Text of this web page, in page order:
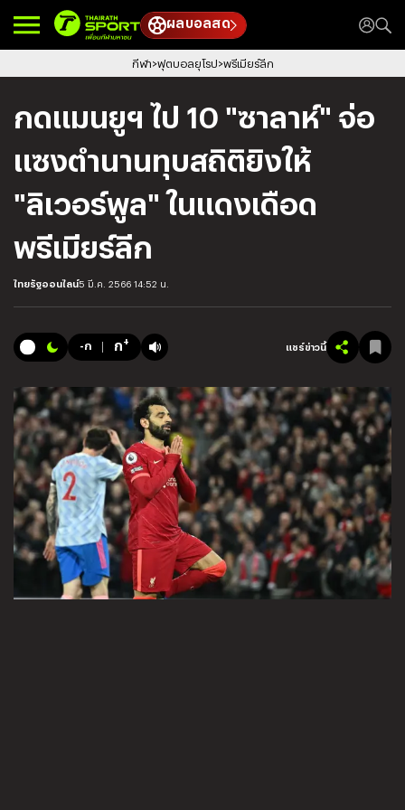
ผลบอลสด
กีฬา ฟุตบอลยุโรป พรีเมียร์ลีก
กดแมนยูฯ ไป 10 "ซาลาห์" จ่อ
แซงตำนานทุบสถิติยิงให้
"ลิเวอร์พูล" ในแดงเดือด
พรีเมียร์ลีก
ไทยรัฐออนไลน์5 มี.ค. 2566 14:52 น.
-ก ก+ แชร์ข่าวนี้